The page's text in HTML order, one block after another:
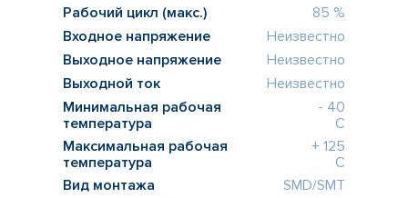
Рабочий цикл (макс.)
85 %
Входное напряжение
Неизвестно
Выходное напряжение
Неизвестно
Выходной ток
Неизвестно
Минимальная рабочая
температура
- 40
C
Максимальная рабочая
температура
+ 125
C
Вид монтажа
SMD/SMT